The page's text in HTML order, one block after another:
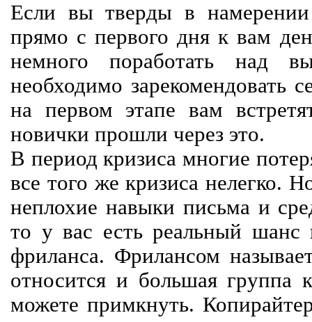
Если вы тверды в
прямо с первого дня к вам
немного поработать над
необходимо зарекомендовать
на первом этапе вам
новички прошли через это.
В период кризиса многие
все того же кризиса нелегко.
неплохие навыки письма и
то у вас есть реальный шанс
фриланса. Фрилансом
относится и большая группа
можете примкнуть.